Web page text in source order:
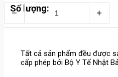
Tất cả sản phẩm đều được
cấp phép bởi Bộ Y Tế Nhật
Số lượng: